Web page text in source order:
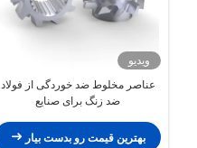
ویدیو
عناصر مخلوط ضد خوردگی از فولاد
ضد زنگ برای صنایع
بهترین قیمت رو بدست بیار